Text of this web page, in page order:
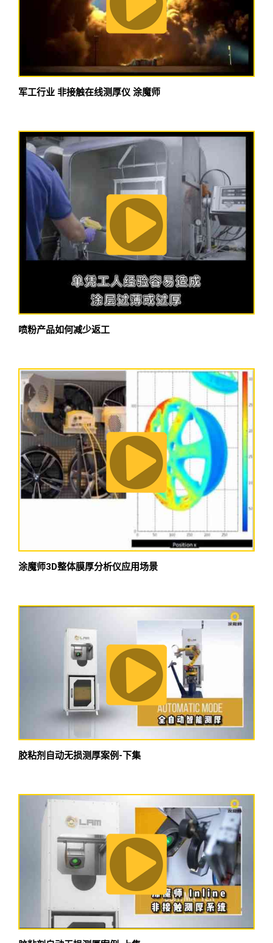
军工行业 非接触在线测厚仪 涂魔师
喷粉产品如何减少返工
涂魔师3D整体膜厚分析仪应用场景
胶粘剂自动无损测厚案例-下集